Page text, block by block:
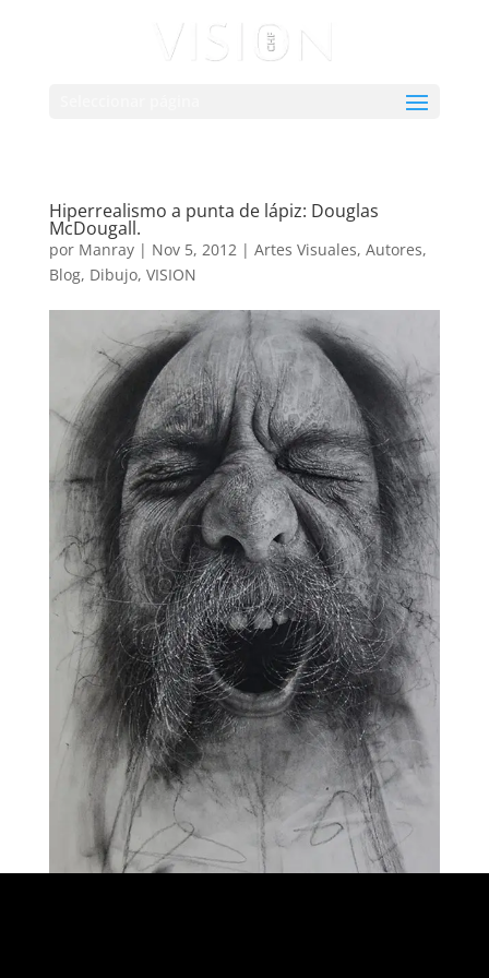
Hiperrealismo a punta de lápiz: Douglas
McDougall.
por Manray| Nov 5, 2012| Artes Visuales, Autores,
Blog, Dibujo, VISION